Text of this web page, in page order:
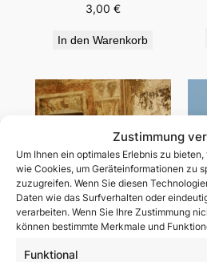
Zustimmung
Um Ihnen ein optimales Erlebnis zu
wie Cookies, um Geräteinformationen zu
zuzugreifen. Wenn Sie diesen
Daten wie das Surfverhalten oder
verarbeiten. Wenn Sie Ihre Zustimmung
können bestimmte Merkmale und
Funktional
3,00 €
In den Warenkorb